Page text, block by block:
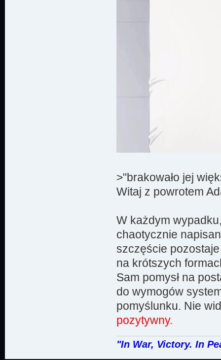
>"brakowało jej
Witaj z powrotem
W każdym
chaotycznie
szczęście
na krótszych
Sam pomysł na
do wymogów
pomyślunku. Nie
pozytywny.
"In War, Victory. In